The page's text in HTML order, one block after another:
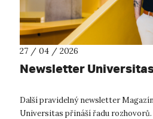
27 / 04 / 2026
Newsletter
Další pravidelný newsletter
Universitas přináší řadu